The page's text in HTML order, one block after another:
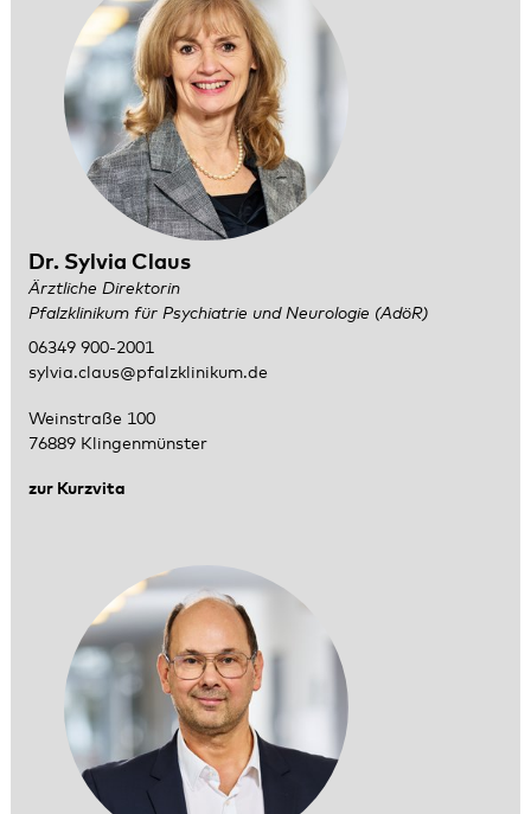
Dr. Sylvia Claus
Ärztliche Direktorin
Pfalzklinikum für Psychiatrie und Neurologie (AdöR)
06349 900-2001
sylvia.claus@pfalzklinikum.de
Weinstraße 100
76889 Klingenmünster
zur Kurzvita